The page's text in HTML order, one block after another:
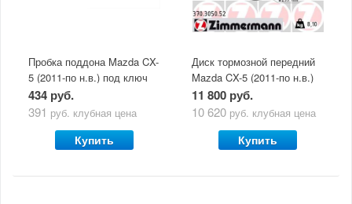
Оперативная доставка
во все регионы России
Пробка поддона Mazda CX-
5 (2011-по н.в.) под ключ
434 руб.
391 руб. клубная цена
Купить
Диск тормозной передний
Mazda CX-5 (2011-по н.в.)
Zimmermann с
перфорацией
11 800 руб.
10 620 руб. клубная цена
Купить